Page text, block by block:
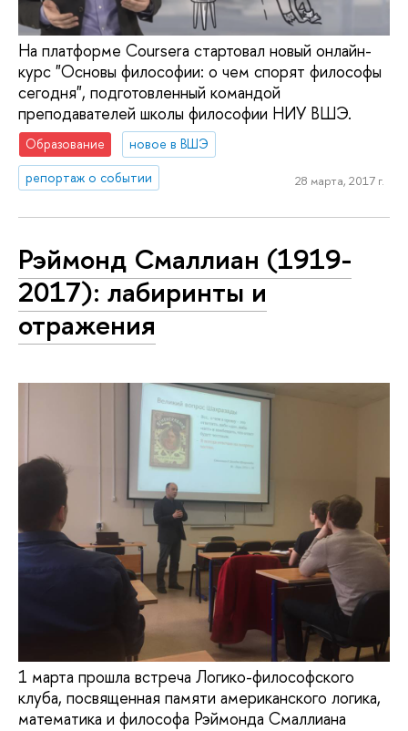
На платформе Coursera стартовал новый онлайн-
курс "Основы философии: о чем спорят философы
сегодня", подготовленный командой
преподавателей школы философии НИУ ВШЭ.
Образование
новое в ВШЭ
репортаж о событии
28 марта, 2017 г.
Рэймонд Смаллиан (1919-
2017): лабиринты и
отражения
1 марта прошла встреча Логико-философского
клуба, посвященная памяти американского логика,
математика и философа Рэймонда Смаллиана